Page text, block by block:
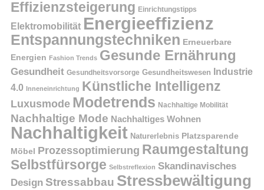
Effizienzsteigerung Einrichtungstipps
Elektromobilität Energieeffizienz
Entspannungstechniken Erneuerbare
Energien Fashion Trends Gesunde Ernährung
Gesundheit Gesundheitsvorsorge Gesundheitswesen Industrie
4.0
Inneneinrichtung Künstliche Intelligenz
Luxusmode Modetrends Nachhaltige Mobilität
Nachhaltige Mode Nachhaltiges Wohnen
Nachhaltigkeit Naturerlebnis Platzsparende
Möbel Prozessoptimierung Raumgestaltung
Selbstfürsorge Selbstreflexion Skandinavisches
Design Stressabbau Stressbewältigung